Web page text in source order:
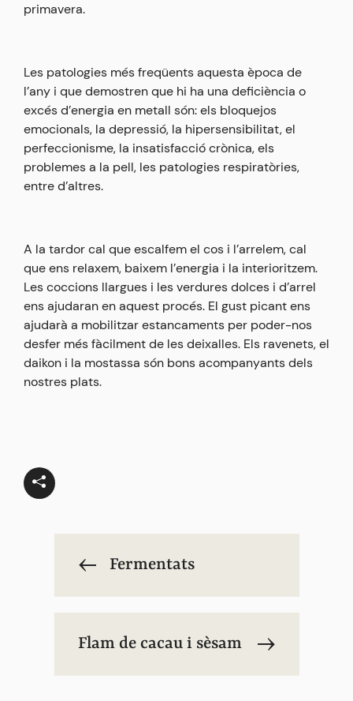
primavera.
Les patologies més freqüents aquesta època de
l’any i que demostren que hi ha una deficiència o
excés d’energia en metall són: els bloquejos
emocionals, la depressió, la hipersensibilitat, el
perfeccionisme, la insatisfacció crònica, els
problemes a la pell, les patologies respiratòries,
entre d’altres.
A la tardor cal que escalfem el cos i l’arrelem, cal
que ens relaxem, baixem l’energia i la interioritzem.
Les coccions llargues i les verdures dolces i d’arrel
ens ajudaran en aquest procés. El gust picant ens
ajudarà a mobilitzar estancaments per poder-nos
desfer més fàcilment de les deixalles. Els ravenets, el
daikon i la mostassa són bons acompanyants dels
nostres plats.
Fermentats
Flam de cacau i sèsam